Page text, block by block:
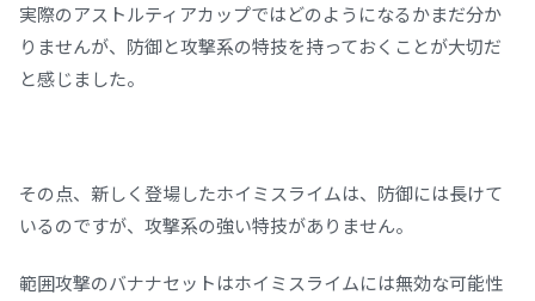
実際のアストルティアカップではどのようになるかまだ分か
りませんが、防御と攻撃系の特技を持っておくことが大切だ
と感じました。
その点、新しく登場したホイミスライムは、防御には長けて
いるのですが、攻撃系の強い特技がありません。
範囲攻撃のバナナセットはホイミスライムには無効な可能性